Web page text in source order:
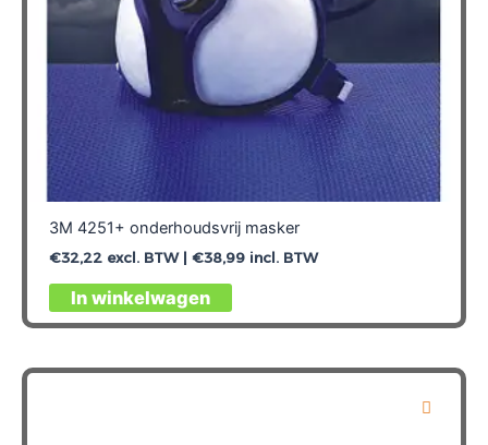
3M 4251+ onderhoudsvrij masker
€32,22excl. BTW | €38,99incl. BTW
In winkelwagen